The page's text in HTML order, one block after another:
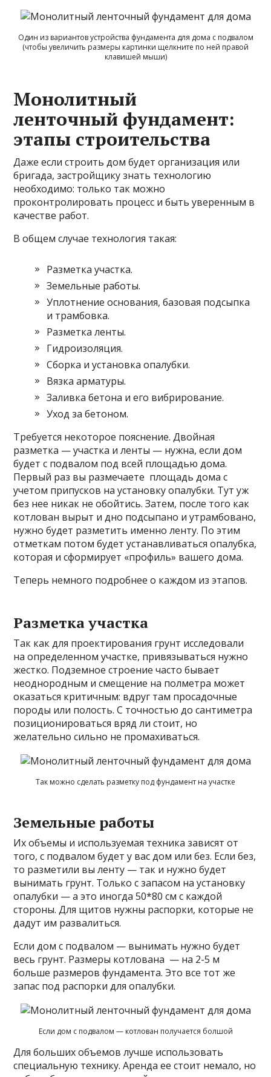
Один из вариантов устройства фундамента для дома с подвалом
(чтобы увеличить размеры картинки щелкните по ней правой
клавишей мыши)
Монолитный
ленточный фундамент:
этапы строительства
Даже если строить дом будет организация или
бригада, застройщику знать технологию
необходимо: только так можно
проконтролировать процесс и быть уверенным в
качестве работ.
В общем случае технология такая:
Разметка участка.
Земельные работы.
Уплотнение основания, базовая подсыпка
и трамбовка.
Разметка ленты.
Гидроизоляция.
Сборка и установка опалубки.
Вязка арматуры.
Заливка бетона и его вибрирование.
Уход за бетоном.
Требуется некоторое пояснение. Двойная
разметка — участка и ленты — нужна, если дом
будет с подвалом под всей площадью дома.
Первый раз вы размечаете площадь дома с
учетом припусков на установку опалубки. Тут уж
без нее никак не обойтись. Затем, после того как
котлован вырыт и дно подсыпано и утрамбовано,
нужно будет разметить именно ленту. По этим
отметкам потом будет устанавливаться опалубка,
которая и сформирует «профиль» вашего дома.
Теперь немного подробнее о каждом из этапов.
Разметка участка
Так как для проектирования грунт исследовали
на определенном участке, привязываться нужно
жестко. Подземное строение часто бывает
неоднородным и смещение на полметра может
оказаться критичным: вдруг там просадочные
породы или полость. С точностью до сантиметра
позиционироваться вряд ли стоит, но
желательно сильно не промахиваться.
Так можно сделать разметку под фундамент на участке
Земельные работы
Их объемы и используемая техника зависят от
того, с подвалом будет у вас дом или без. Если без,
то разметили вы ленту — так и нужно будет
вынимать грунт. Только с запасом на установку
опалубки — а это иногда 50*80 см с каждой
стороны. Для щитов нужны распорки, которые не
дадут им развалиться.
Если дом с подвалом — вынимать нужно будет
весь грунт. Размеры котлована — на 2-5 м
больше размеров фундамента. Это все тот же
запас под распорки для опалубки.
Если дом с подвалом — котлован получается болшой
Для больших объемов лучше использовать
специальную технику. Аренда ее стоит немало, но